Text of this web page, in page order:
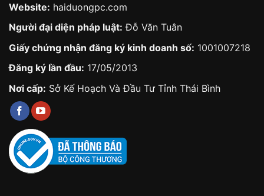
Website: haiduongpc.com
Người đại diện pháp luật: Đỗ Văn Tuân
Giấy chứng nhận đăng ký kinh doanh số: 1001007218
Đăng ký lần đầu: 17/05/2013
Nơi cấp: Sở Kế Hoạch Và Đầu Tư Tỉnh Thái Bình